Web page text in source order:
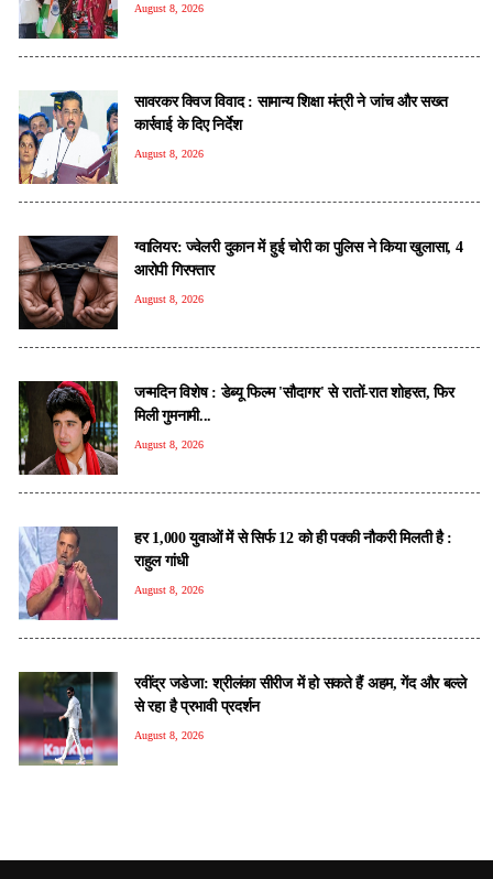
August 8, 2026
सावरकर क्विज विवाद : सामान्य शिक्षा मंत्री ने जांच और सख्त
कार्रवाई के दिए निर्देश
August 8, 2026
ग्वालियर: ज्वेलरी दुकान में हुई चोरी का पुलिस ने किया खुलासा, 4
आरोपी गिरफ्तार
August 8, 2026
जन्मदिन विशेष : डेब्यू फिल्म 'सौदागर' से रातों-रात शोहरत, फिर
मिली गुमनामी...
August 8, 2026
हर 1,000 युवाओं में से सिर्फ 12 को ही पक्की नौकरी मिलती है :
राहुल गांधी
August 8, 2026
रवींद्र जडेजा: श्रीलंका सीरीज में हो सकते हैं अहम, गेंद और बल्ले
से रहा है प्रभावी प्रदर्शन
August 8, 2026